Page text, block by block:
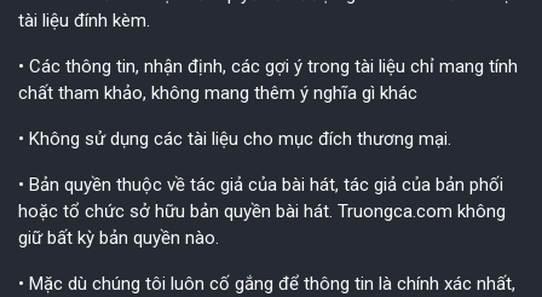
tài liệu đính kèm.
• Các thông tin, nhận định, các gợi ý trong tài liệu chỉ mang tính
chất tham khảo, không mang thêm ý nghĩa gì khác
• Không sử dụng các tài liệu cho mục đích thương mại.
• Bản quyền thuộc về tác giả của bài hát, tác giả của bản phối
hoặc tổ chức sở hữu bản quyền bài hát. Truongca.com không
giữ bất kỳ bản quyền nào.
• Mặc dù chúng tôi luôn cố gắng để thông tin là chính xác nhất,